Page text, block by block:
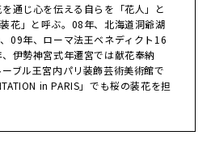
通じ心を伝える自らを「花人」と
花」と呼ぶ。08年、北海道洞爺湖
09年、ローマ法王ベネディクト16
伊勢神宮式年遷宮では献花奉納
ブル王宮内パリ装飾芸術美術館で
in PARIS」でも桜の装花を担